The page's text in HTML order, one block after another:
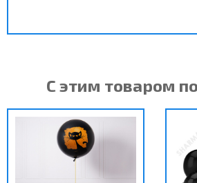
С этим товаром